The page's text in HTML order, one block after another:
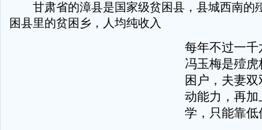
甘肃省的漳县是国家级贫困县，县城西南的
困县里的贫困乡，人均纯收入
每年不过一
冯玉梅是殪
困户，夫妻
动能力，再
学，只能靠低